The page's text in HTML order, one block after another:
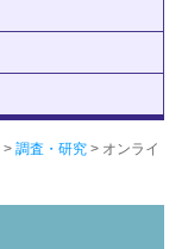
> 調査・研究 > オンライ